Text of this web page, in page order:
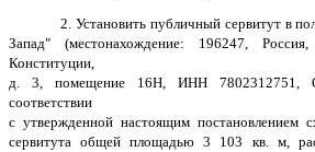
2. Установить публичный сервитут в
Запад" (местонахождение: 196247,
Конституции,
д. 3, помещение 16Н, ИНН 7802312751,
соответствии
с утвержденной настоящим постановлением
сервитута общей площадью 3 103 кв. м,